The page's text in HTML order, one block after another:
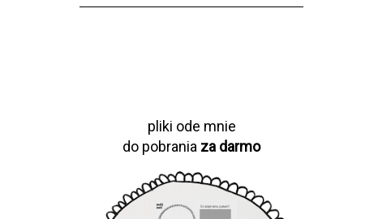
pliki ode mnie
do pobrania za darmo